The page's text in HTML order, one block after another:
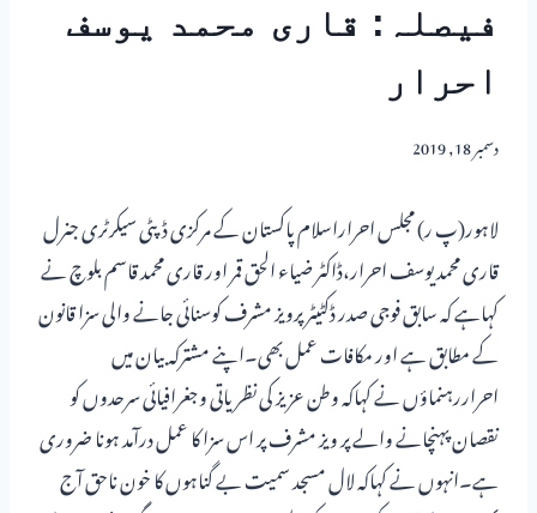
فیصلہ: قاری محمد یوسف
احرار
دسمبر 18, 2019
لاہور(پ ر) مجلس احراراسلام پاکستان کے مرکزی ڈپٹی سیکرٹری جنرل
قاری محمد یوسف احرار،ڈاکٹر ضیاء الحق قمر اور قاری محمد قاسم بلوچ نے
کہاہے کہ سابق فوجی صدر ڈکٹیٹر پرویز مشرف کوسنائی جانے والی سزا قانون
کے مطابق ہے اور مکافات عمل بھی۔اپنے مشترکہ بیان میں
احراررہنماؤں نے کہاکہ وطن عزیز کی نظریاتی وجغرافیائی سرحدوں کو
نقصان پہنچانے والے پر ویز مشرف پر اس سزا کا عمل درآمد ہونا ضروری
ہے۔انہوں نے کہاکہ لال مسجد سمیت بے گناہوں کا خون ناحق آج